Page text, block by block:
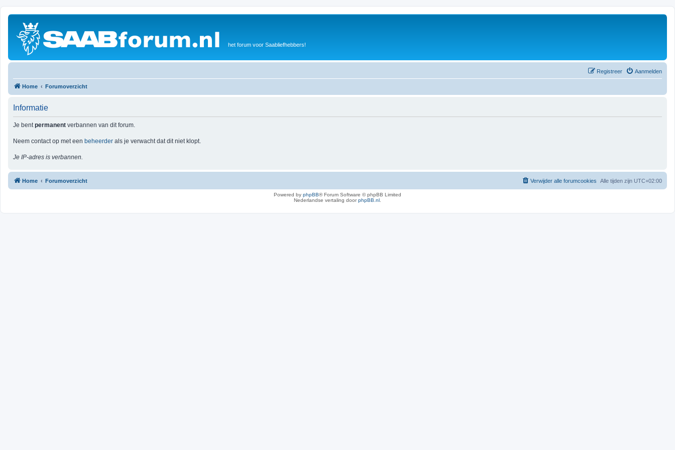
het forum voor Saabliefhebbers!
Aanmelden
Registreer
Home Forumoverzicht
Informatie
Je bentpermanent verbannen van dit forum.
Neem contact op met een beheerder als je verwacht dat dit niet klopt.
Je IP-adres is verbannen.
Home Forumoverzicht Alle tijden zijn UTC+02:00
Verwijder alle forumcookies
Powered by phpBB® Forum Software © phpBB Limited
Nederlandse vertaling doorphpBB.nl